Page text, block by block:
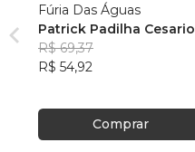
Fúria Das Águas
Patrick Padilha Cesario
R$ 69,37
R$ 54,92
Comprar